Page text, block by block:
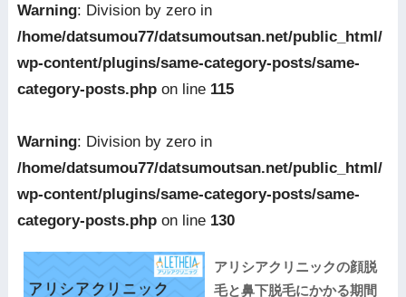
Warning: Division by zero in
/home/datsumou77/datsumoutsan.net/public_html/
wp-content/plugins/same-category-posts/same-
category-posts.phpon line 115
Warning: Division by zero in
/home/datsumou77/datsumoutsan.net/public_html/
wp-content/plugins/same-category-posts/same-
category-posts.phpon line 130
アリシアクリニックの顔脱
毛と鼻下脱毛にかかる期間